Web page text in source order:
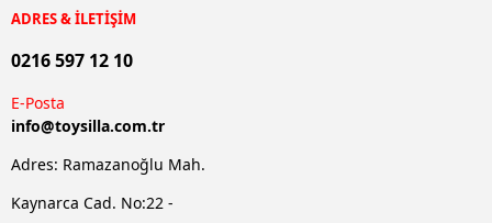
ADRES & İLETİŞİM
0216 597 12 10
E-Posta
info@toysilla.com.tr
Adres: Ramazanoğlu Mah.
Kaynarca Cad. No:22 -